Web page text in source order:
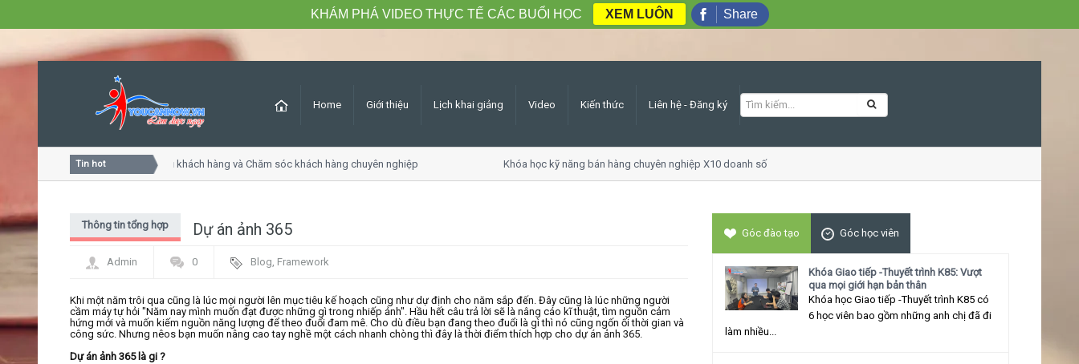
Home Giới thiệu Lịch khai giảng Video Kiến thức Liên hệ - Đăng ký
Tin hot
Khóa học Tư duy dịch vụ khách hàng và Chăm sóc khách hàng chuyên nghiệp Khóa học kỹ năng bán hàng chuyên nghiệp X10 doanh số
Dự án ảnh 365
Thông tin tổng hợp
Admin 0 Blog, Framework
Khi một năm trôi qua cũng là lúc mọi người lên mục tiêu kế hoạch cũng như dự định cho năm sắp đến. Đây cũng là lúc những người
cầm máy tự hỏi "Năm nay mình muốn đạt được những gì trong nhiếp ảnh". Hầu hết câu trả lời sẽ là nâng cáo kĩ thuật, tìm nguồn cảm
hứng mới và muốn kiếm nguồn năng lượng để theo đuổi đam mê. Cho dù điều bạn đang theo đuổi là gì thì nó cũng ngốn ối thời gian và
công sức. Nhưng nêos bạn muốn nâng cao tay nghề một cách nhanh chòng thì đây là thời điểm thích hợp cho dự án ảnh 365.
Dự án ảnh 365 là gi ?
Góc đào tạo Góc học viên
Khóa Giao tiếp -Thuyết trình K85: Vượt
qua mọi giới hạn bản thân
Khóa học Giao tiếp -Thuyết trình K85 có
6 học viên bao gồm những anh chị đã đi
làm nhiều...
KHÁM PHÁ VIDEO THỰC TẾ CÁC BUỔI HỌC XEM LUÔN Share